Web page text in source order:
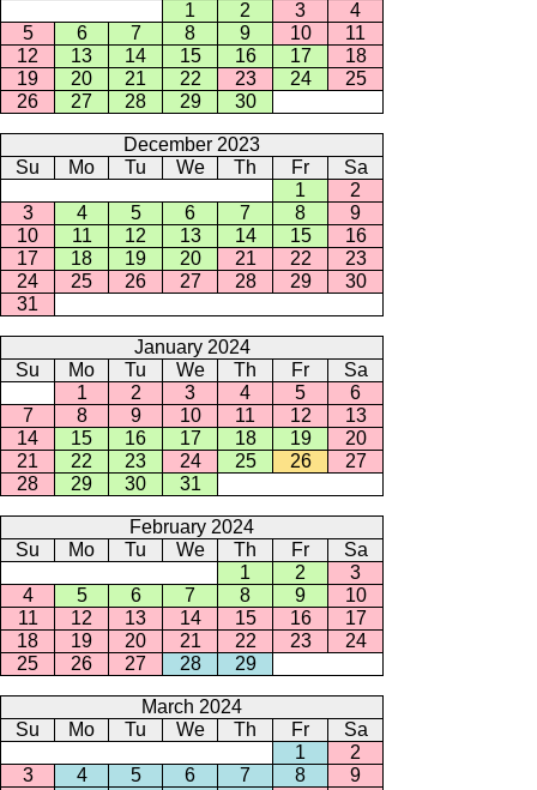
1
2 3
4
5
6 7 8 9 10
11
12
13 14 15 16 17
18
19
20 21 22 23 24
25
26
27 28 29 30
December 2023
Su
Mo Tu We Th Fr
Sa
1
2
3
4 5 6 7 8
9
10
11 12 13 14 15
16
17
18 19 20 21 22
23
24
25 26 27 28 29
30
31
January 2024
Su
Mo Tu We Th Fr
Sa
1
2 3 4 5
6
7
8 9 10 11 12
13
14
15 16 17 18 19
20
21
22 23 24 25 26
27
28
29 30 31
February 2024
Su
Mo Tu We Th Fr
Sa
1
2
3
4
5 6 7 8 9
10
11
12 13 14 15 16
17
18
19 20 21 22 23
24
25
26 27 28 29
March 2024
Su
Mo Tu We Th Fr
Sa
1
2
3
4 5 6 7 8
9